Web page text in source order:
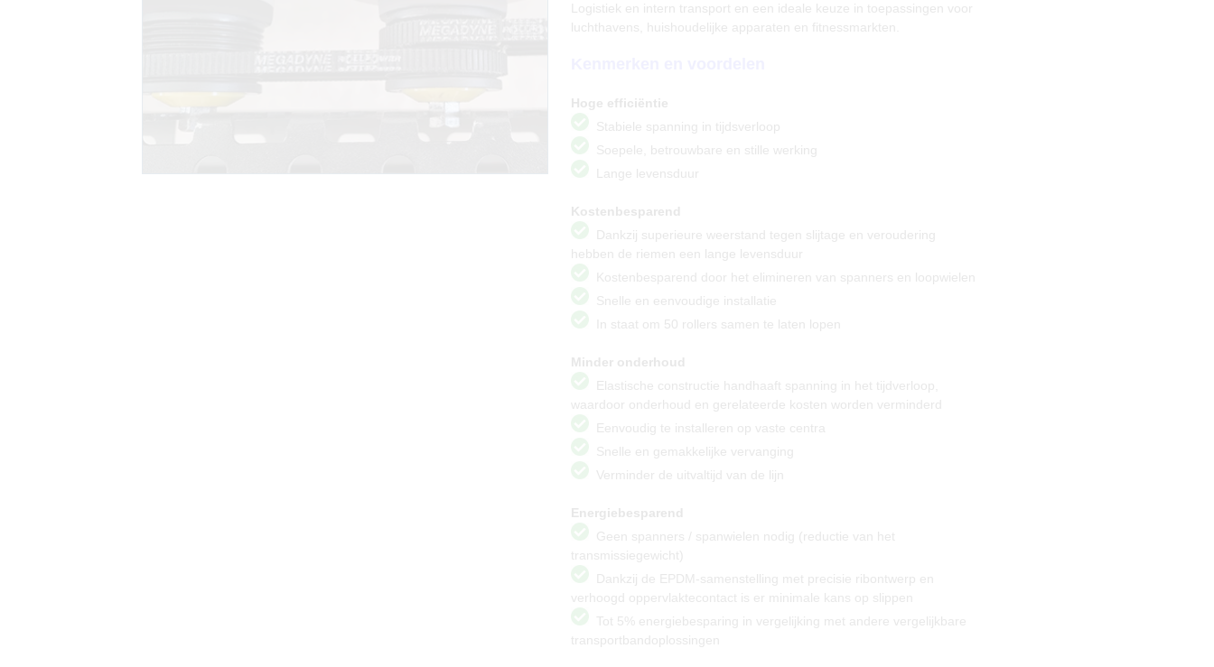
Logistiek en intern transport en een ideale keuze in toepassingen voor
luchthavens, huishoudelijke apparaten en fitnessmarkten.
Hoge efficiëntie
Stabiele spanning in tijdsverloop
Soepele, betrouwbare en stille werking
Lange levensduur
Kostenbesparend
Dankzij superieure weerstand tegen slijtage en veroudering
hebben de riemen een lange levensduur
Kostenbesparend door het elimineren van spanners en loopwielen
Snelle en eenvoudige installatie
In staat om 50 rollers samen te laten lopen
Minder onderhoud
Elastische constructie handhaaft spanning in het tijdverloop,
waardoor onderhoud en gerelateerde kosten worden verminderd
Eenvoudig te installeren op vaste centra
Snelle en gemakkelijke vervanging
Verminder de uitvaltijd van de lijn
Energiebesparend
Geen spanners / spanwielen nodig (reductie van het
transmissiegewicht)
Dankzij de EPDM-samenstelling met precisie ribontwerp en
verhoogd oppervlaktecontact is er minimale kans op slippen
Tot 5% energiebesparing in vergelijking met andere vergelijkbare
transportbandoplossingen